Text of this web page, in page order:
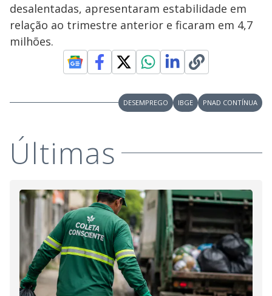
desalentadas, apresentaram estabilidade em
relação ao trimestre anterior e ficaram em 4,7
milhões.
DESEMPREGO IBGE PNAD CONTÍNUA
Últimas